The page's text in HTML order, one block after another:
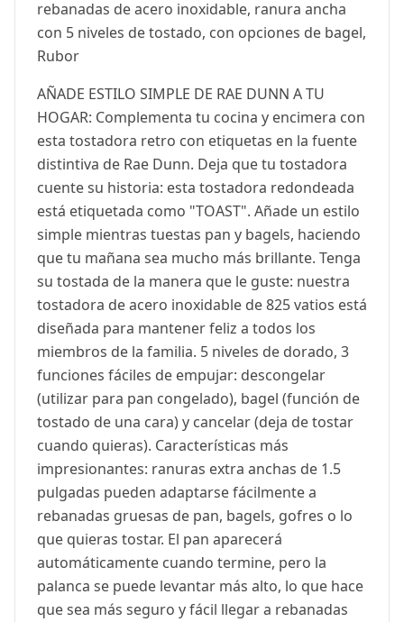
rebanadas de acero inoxidable, ranura ancha
con 5 niveles de tostado, con opciones de bagel,
Rubor
AÑADE ESTILO SIMPLE DE RAE DUNN A TU
HOGAR: Complementa tu cocina y encimera con
esta tostadora retro con etiquetas en la fuente
distintiva de Rae Dunn. Deja que tu tostadora
cuente su historia: esta tostadora redondeada
está etiquetada como "TOAST". Añade un estilo
simple mientras tuestas pan y bagels, haciendo
que tu mañana sea mucho más brillante. Tenga
su tostada de la manera que le guste: nuestra
tostadora de acero inoxidable de 825 vatios está
diseñada para mantener feliz a todos los
miembros de la familia. 5 niveles de dorado, 3
funciones fáciles de empujar: descongelar
(utilizar para pan congelado), bagel (función de
tostado de una cara) y cancelar (deja de tostar
cuando quieras). Características más
impresionantes: ranuras extra anchas de 1.5
pulgadas pueden adaptarse fácilmente a
rebanadas gruesas de pan, bagels, gofres o lo
que quieras tostar. El pan aparecerá
automáticamente cuando termine, pero la
palanca se puede levantar más alto, lo que hace
que sea más seguro y fácil llegar a rebanadas